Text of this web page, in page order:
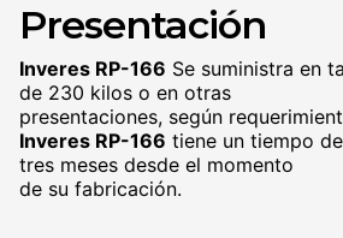
Presentación
Inveres RP-166 Se suministra en
de 230 kilos o en otras
presentaciones, según
Inveres RP-166 tiene un tiempo
tres meses desde el momento
de su fabricación.